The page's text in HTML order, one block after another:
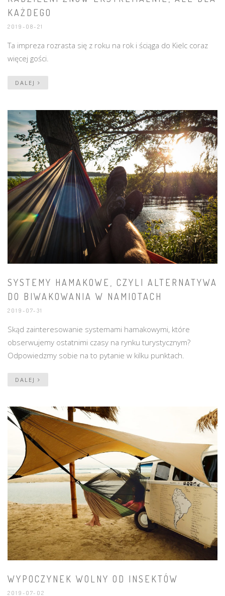
KAŻDEGO
2019-08-21
Ta impreza rozrasta się z roku na rok i ściąga do Kielc coraz
więcej gości.
DALEJ
SYSTEMY HAMAKOWE, CZYLI ALTERNATYWA
DO BIWAKOWANIA W NAMIOTACH
2019-07-31
Skąd zainteresowanie systemami hamakowymi, które
obserwujemy ostatnimi czasy na rynku turystycznym?
Odpowiedzmy sobie na to pytanie w kilku punktach.
DALEJ
WYPOCZYNEK WOLNY OD INSEKTÓW
2019-07-02